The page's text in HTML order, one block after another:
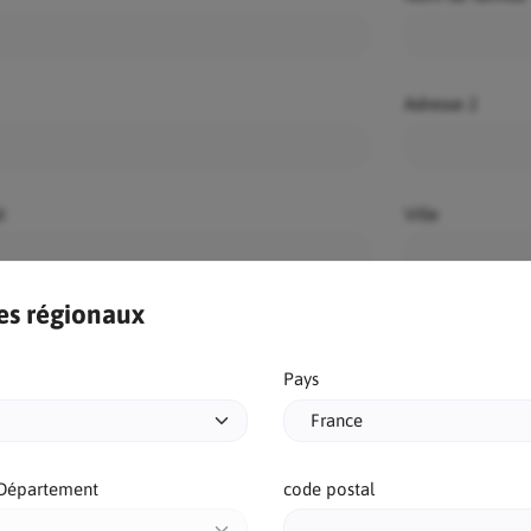
Adresse 2
Ville
régionaux
Pays
code postal